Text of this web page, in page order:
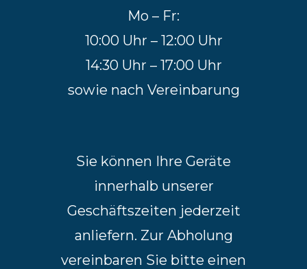
Mo – Fr:
10:00 Uhr – 12:00 Uhr
14:30 Uhr – 17:00 Uhr
sowie nach Vereinbarung
Sie können Ihre Geräte
innerhalb unserer
Geschäftszeiten jederzeit
anliefern. Zur Abholung
vereinbaren Sie bitte einen